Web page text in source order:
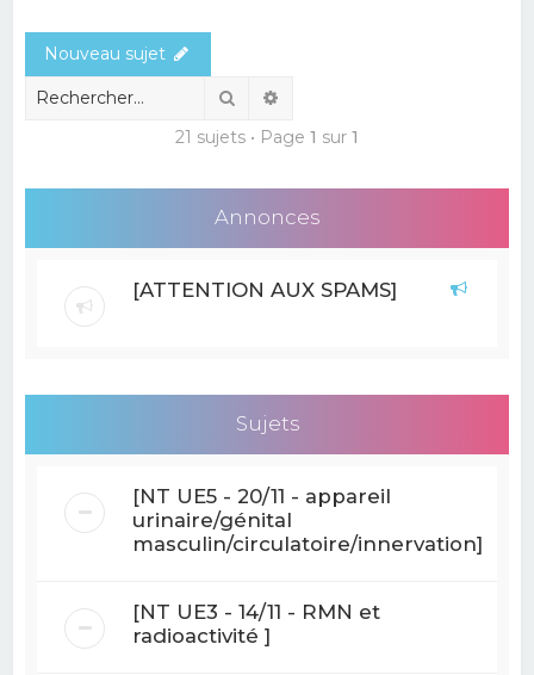
r
Nouveau sujet
Rechercher
21 sujets • Page 1 sur 1
Annonces
[ATTENTION AUX SPAMS]
Sujets
[NT UE5 - 20/11 - appareil
urinaire/génital
masculin/circulatoire/innervation]
[NT UE3 - 14/11 - RMN et
radioactivité ]